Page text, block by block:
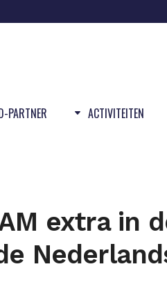
PARTNER ACTIVITEITEN
extra in